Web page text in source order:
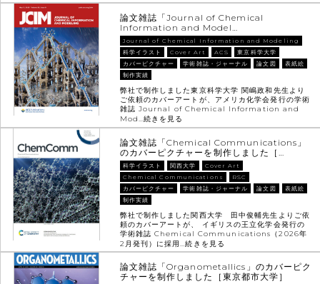
論文雑誌「Journal of Chemical
Information and Model…
Journal of Chemical Information and Modeling
科学イラスト
Cover Art ACS
東京科学大学
カバーピクチャー
学術雑誌・ジャーナル 論文図
表紙絵
制作実績
弊社で制作しました東京科学大学 関嶋政和先生より
ご依頼のカバーアートが、アメリカ化学会発行の学術
雑誌 Journal of Chemical Information and
Mod…続きを見る
論文雑誌「Chemical Communications」
のカバーピクチャーを制作しました［…
科学イラスト 関西大学
Cover Art
Chemical Communications
RSC
カバーピクチャー
学術雑誌・ジャーナル 論文図
表紙絵
制作実績
弊社で制作しました関西大学 田中俊輔先生よりご依
頼のカバーアートが、 イギリスの王立化学会発行の
学術雑誌 Chemical Communications（2026年
2月発刊）に採用…続きを見る
論文雑誌「Organometallics」のカバーピク
チャーを制作しました［東京都市大学］